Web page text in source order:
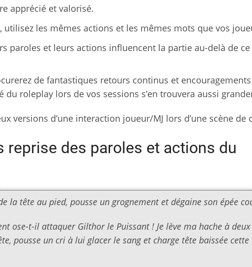
apprécié et valorisé.
utilisez les mêmes actions et les mêmes mots que vos
paroles et leurs actions influencent la partie au-delà de
de fantastiques retours continus et
du roleplay lors de vos sessions s’en trouvera aussi
versions d’une interaction joueur/MJ lors d’une scène de
reprise des paroles et actions du
la tête au pied, pousse un grognement et dégaine son épée
ose-t-il attaquer Gilthor le Puissant ! Je lève ma hache à
pousse un cri à lui glacer le sang et charge tête baissée